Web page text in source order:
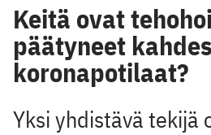
Keitä ovat
päätyneet
koronapotilaat?
Yksi yhdistävä tekijä